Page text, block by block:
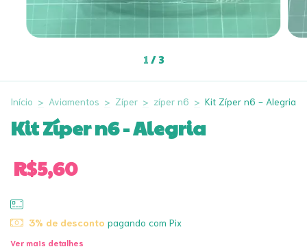
1/3
Início > Aviamentos > Zíper > zíper n6 > Kit Zíper n6 - Alegria
Kit Zíper n6 - Alegria
R$5,60
3% de desconto pagando com Pix
Ver mais detalhes